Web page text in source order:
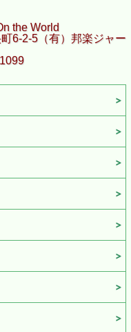
the World
6-2-5（有）邦楽ジャー